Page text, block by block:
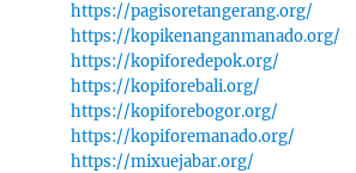
https://pagisoretangerang.org/
https://kopikenanganmanado.org/
https://kopiforedepok.org/
https://kopiforebali.org/
https://kopiforebogor.org/
https://kopiforemanado.org/
https://mixuejabar.org/